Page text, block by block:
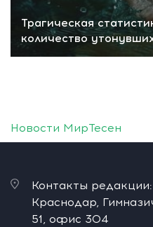
Трагическая
количество
Новости МирТесен
Контакты редакции:
Краснодар,
51, офис 304